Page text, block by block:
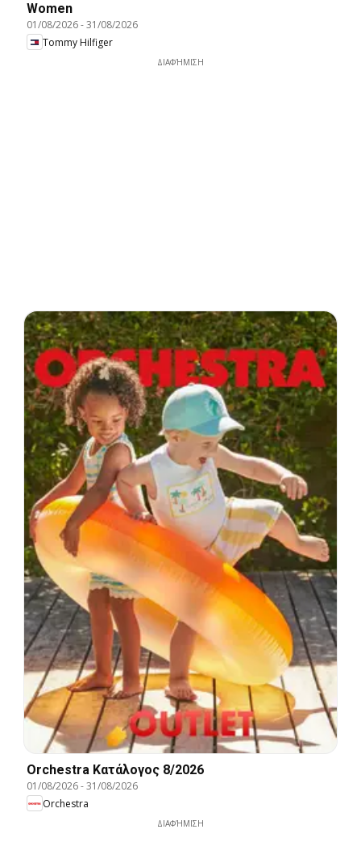
Women
01/08/2026-31/08/2026
Tommy Hilfiger
ΔΙΑΦΉΜΙΣΗ
Orchestra Kατάλογος 8/2026
01/08/2026-31/08/2026
Orchestra
ΔΙΑΦΉΜΙΣΗ